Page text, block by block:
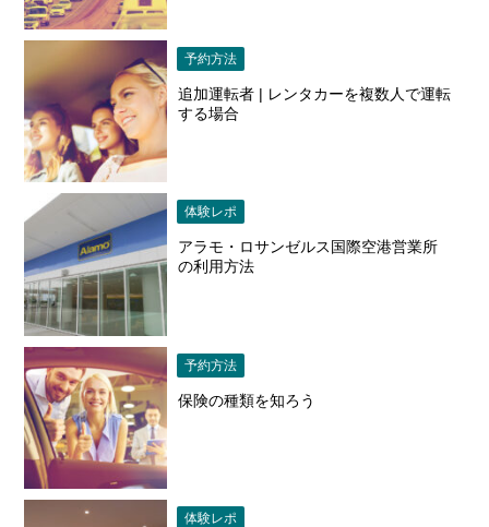
予約方法
追加運転者 | レンタカーを複数人で運転
する場合
体験レポ
アラモ・ロサンゼルス国際空港営業所
の利用方法
予約方法
保険の種類を知ろう
体験レポ